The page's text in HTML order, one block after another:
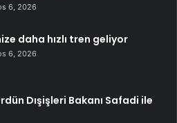
6, 2026
daha hızlı tren geliyor
6, 2026
Dışişleri Bakanı Safadi ile